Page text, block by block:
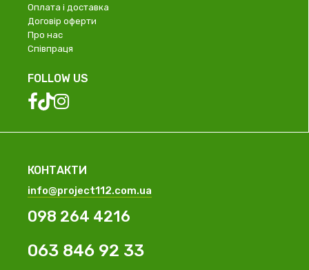
Оплата і доставка
Договір оферти
Про нас
Співпраця
FOLLOW US
КОНТАКТИ
info@project112.com.ua
098 264 4216
063 846 92 33